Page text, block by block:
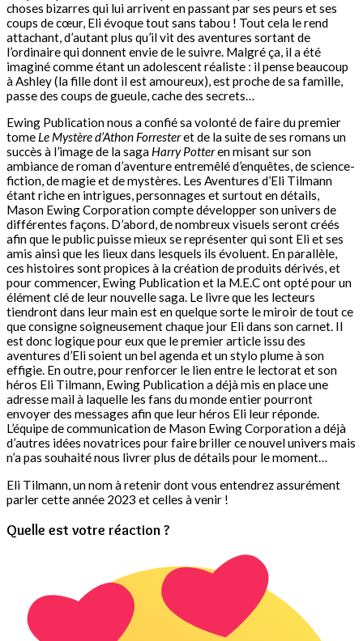
choses bizarres qui lui arrivent en passant par ses peurs et ses
coups de cœur, Eli évoque tout sans tabou ! Tout cela le rend
attachant, d’autant plus qu’il vit des aventures sortant de
l’ordinaire qui donnent envie de le suivre. Malgré ça, il a été
imaginé comme étant un adolescent réaliste : il pense beaucoup
à Ashley (la fille dont il est amoureux), est proche de sa famille,
passe des coups de gueule, cache des secrets…
Ewing Publication nous a confié sa volonté de faire du premier
tome Le Mystère d’Athon Forresteret de la suite de ses romans un
succès à l’image de la saga Harry Potteren misant sur son
ambiance de roman d’aventure entremêlé d’enquêtes, de science-
fiction, de magie et de mystères. Les Aventures d’Eli Tilmann
étant riche en intrigues, personnages et surtout en détails,
Mason Ewing Corporation compte développer son univers de
différentes façons. D’abord, de nombreux visuels seront créés
afin que le public puisse mieux se représenter qui sont Eli et ses
amis ainsi que les lieux dans lesquels ils évoluent. En parallèle,
ces histoires sont propices à la création de produits dérivés, et
pour commencer, Ewing Publication et la M.E.C ont opté pour un
élément clé de leur nouvelle saga. Le livre que les lecteurs
tiendront dans leur main est en quelque sorte le miroir de tout ce
que consigne soigneusement chaque jour Eli dans son carnet. Il
est donc logique pour eux que le premier article issu des
aventures d’Eli soient un bel agenda et un stylo plume à son
effigie. En outre, pour renforcer le lien entre le lectorat et son
héros Eli Tilmann, Ewing Publication a déjà mis en place une
adresse mail à laquelle les fans du monde entier pourront
envoyer des messages afin que leur héros Eli leur réponde.
L’équipe de communication de Mason Ewing Corporation a déjà
d’autres idées novatrices pour faire briller ce nouvel univers mais
n’a pas souhaité nous livrer plus de détails pour le moment…
Eli Tilmann, un nom à retenir dont vous entendrez assurément
parler cette année 2023 et celles à venir !
Quelle est votre réaction ?